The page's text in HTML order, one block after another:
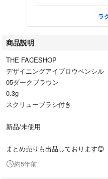
ラ
商品説明
THE FACESHOP
デザイニングアイブロウペンシル
05ダークブラウン
0.3g
スクリューブラシ付き
新品/未使用
まとめ売りも出品しております😊
約5年前